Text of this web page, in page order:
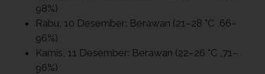
98%)
Rabu, 10 Desember: Berawan (21–28 °C ,66–
96%)
Kamis, 11 Desember: Berawan (22–26 °C ,71–
96%)